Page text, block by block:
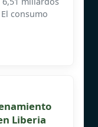
consumo
Liberia